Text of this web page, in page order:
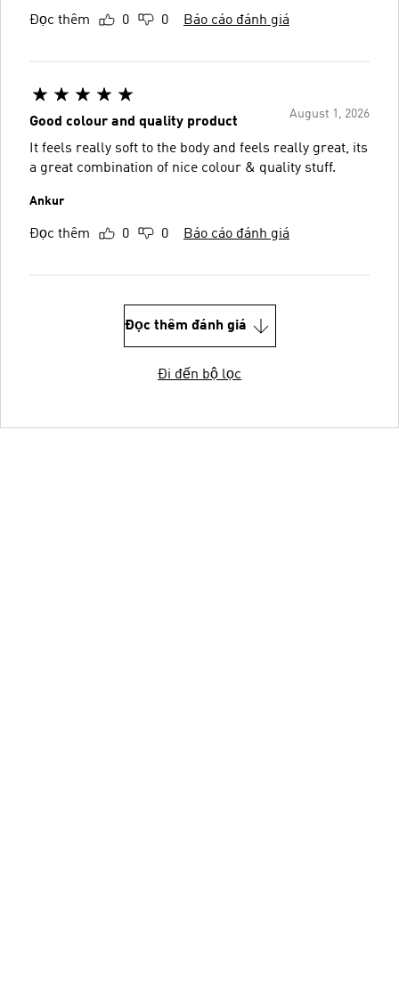
Đọc thêm 0 0 Báo cáo đánh giá
August 1, 2026
Good colour and quality product
It feels really soft to the body and feels really great, its
a great combination of nice colour & quality stuff.
Ankur
Đọc thêm 0 0 Báo cáo đánh giá
Đọc thêm đánh giá
Đi đến bộ lọc